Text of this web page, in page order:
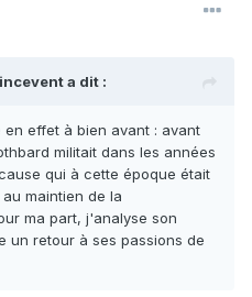
a dit :
effet à bien avant : avant
militait dans les années
qui à cette époque était
maintien de la
ma part, j'analyse son
un retour à ses passions de